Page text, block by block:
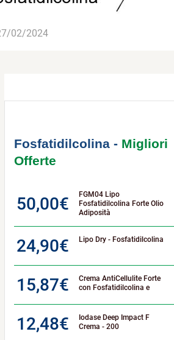
02/2024
Fosfatidilcolina - Migliori
Offerte
50,00€
FGM04 Lipo
Fosfatidilcolina Forte Olio
Adiposità
24,90€ Lipo Dry - Fosfatidilcolina
15,87€
Crema AntiCellulite Forte
con Fosfatidilcolina e
12,48€
Iodase Deep Impact F
Crema - 200